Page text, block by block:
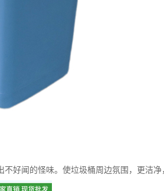
好闻的怪味。使垃圾桶周边氛围，更洁净